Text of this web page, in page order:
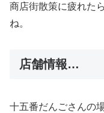
商店街散策に疲れた
ね。
店舗情報…
十五番だんごさんの